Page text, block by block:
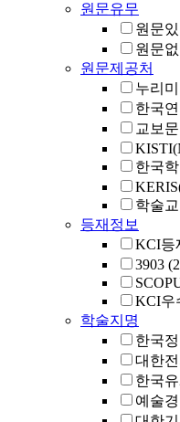
원문유무
원문
원문
원문제공처
누리
한국
교보
한국
학술
등재정보
KCI등
3903
KCI우
학술지명
한국
대한
한국
예술